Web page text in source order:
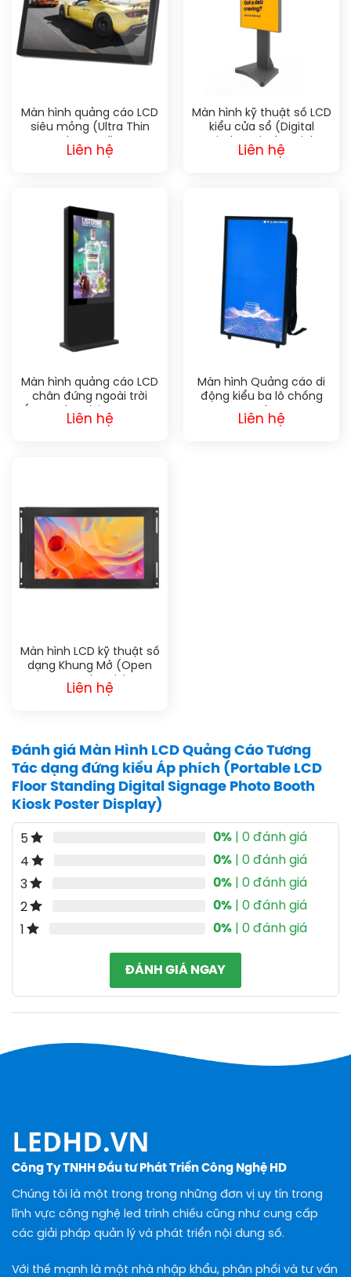
Màn hình quảng cáo LCD
siêu mỏng (Ultra Thin
LCD Indoor Wall Mount
Digital Signage Display
Liên hệ
Màn hình kỹ thuật số LCD
kiểu cửa sổ (Digital
Window Display High
Brightness Display
Liên hệ
Màn hình quảng cáo LCD
chân đứng ngoài trời
(LCD Advertising Screen
Outdoor Digital Signage
Liên hệ
Màn hình Quảng cáo di
động kiểu ba lô chống
nước
Liên hệ
Màn hình LCD kỹ thuật số
dạng Khung Mở (Open
Frame Advertising
Display)
Liên hệ
Đánh giá Màn Hình LCD Quảng Cáo Tương
Tác dạng đứng kiểu Áp phích (Portable LCD
Floor Standing Digital Signage Photo Booth
Kiosk Poster Display)
5 0% | 0 đánh giá
4
0% | 0 đánh giá
3
0% | 0 đánh giá
2
0% | 0 đánh giá
1
0% | 0 đánh giá
ĐÁNH GIÁ NGAY
Công Ty TNHH Đầu tư Phát Triển Công Nghệ HD
Chúng tôi là một trong trong những đơn vị uy tín trong
lĩnh vực công nghệ led trình chiếu cũng như cung cấp
các giải pháp quản lý và phát triển nội dung số.
Với thế mạnh là một nhà nhập khẩu, phân phối và tư vấn